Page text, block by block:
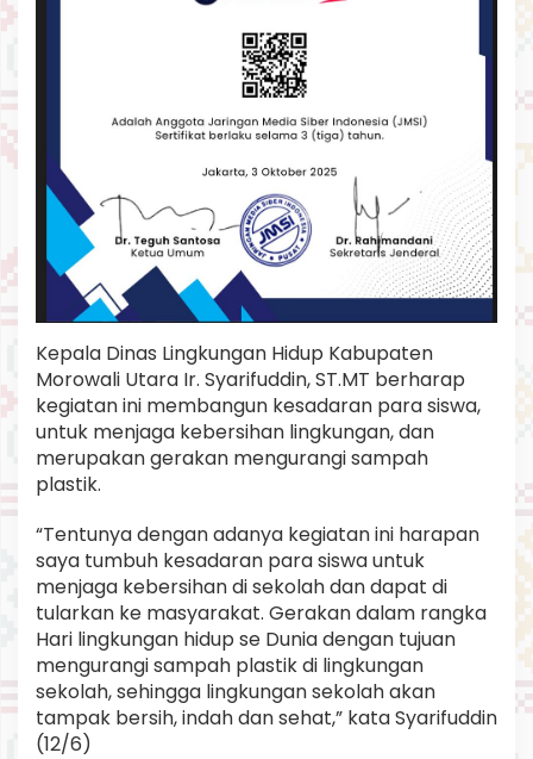
Kepala Dinas Lingkungan Hidup Kabupaten
Morowali Utara Ir. Syarifuddin, ST.MT berharap
kegiatan ini membangun kesadaran para siswa,
untuk menjaga kebersihan lingkungan, dan
merupakan gerakan mengurangi sampah
plastik.
“Tentunya dengan adanya kegiatan ini harapan
saya tumbuh kesadaran para siswa untuk
menjaga kebersihan di sekolah dan dapat di
tularkan ke masyarakat. Gerakan dalam rangka
Hari lingkungan hidup se Dunia dengan tujuan
mengurangi sampah plastik di lingkungan
sekolah, sehingga lingkungan sekolah akan
tampak bersih, indah dan sehat,” kata Syarifuddin
(12/6)